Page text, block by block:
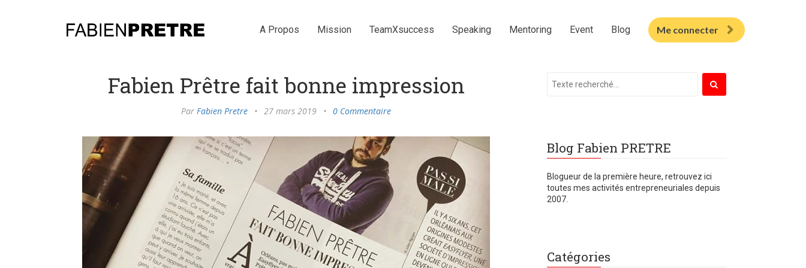
A Propos Mission TeamXsuccess Speaking Mentoring Event Blog Me connecter
Fabien Prêtre fait bonne impression
Par Fabien Pretre • 27 mars 2019 • 0 Commentaire
Blog Fabien PRETRE
Blogueur de la première heure, retrouvez ici
toutes mes activités entrepreneuriales depuis
2007.
Catégories